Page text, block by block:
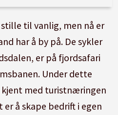
til vanlig, men nå er
har å by på. De sykler
er på fjordsafari
Under dette
med turistnæringen
å skape bedrift i egen